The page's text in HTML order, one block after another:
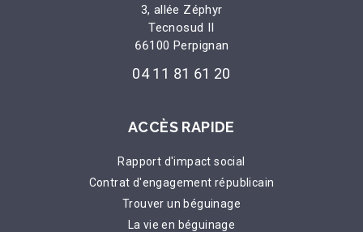
3, allée Zéphyr
Tecnosud II
66100 Perpignan
04 11 81 61 20
ACCÈS RAPIDE
Rapport d'impact social
Contrat d'engagement républicain
Trouver un béguinage
La vie en béguinage